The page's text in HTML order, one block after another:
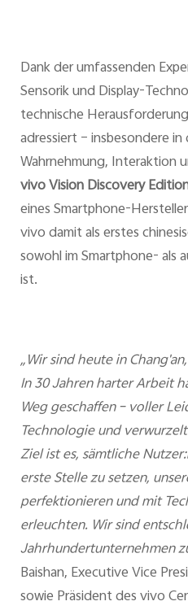
Dank der umfassenden
Sensorik und Display-
technische
adressiert – insbesondere in
Wahrnehmung, Interaktion
vivo Vision Discovery
eines Smartphone-
vivo damit als erstes
sowohl im Smartphone- als
ist.
„Wir sind heute in
In 30 Jahren harter Arbeit
Weg geschaffen – voller
Technologie und
Ziel ist es, sämtliche
erste Stelle zu setzen,
perfektionieren und mit
erleuchten. Wir sind
Jahrhundertunternehmen
Baishan, Executive Vice
sowie Präsident des vivo